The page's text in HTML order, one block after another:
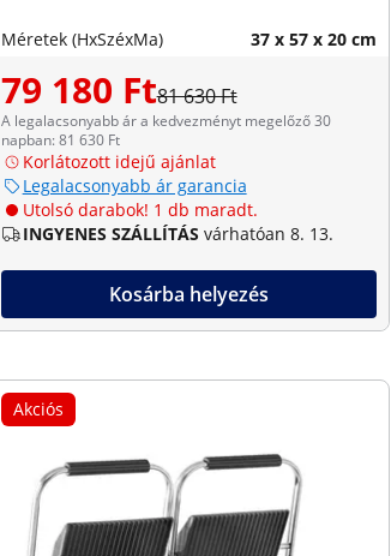
Méretek (HxSzéxMa) 37 x 57 x 20 cm
79 180 Ft81 630 Ft
A legalacsonyabb ár a kedvezményt megelőző 30
napban: 81 630 Ft
Korlátozott idejű ajánlat
Legalacsonyabb ár garancia
Utolsó darabok! 1 db maradt.
INGYENES SZÁLLÍTÁS várhatóan 8. 13.
Kosárba helyezés
Akciós